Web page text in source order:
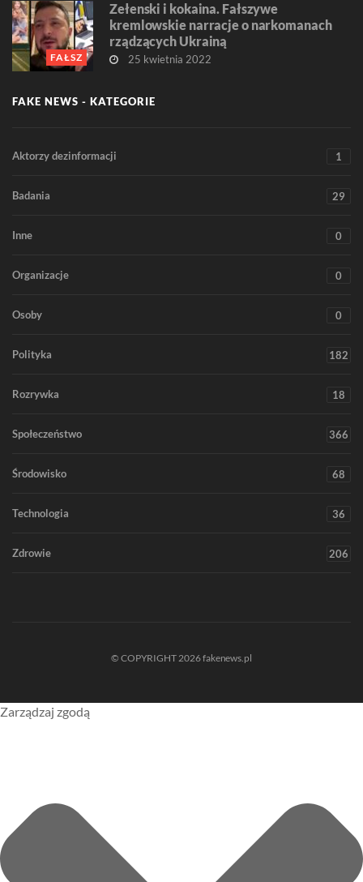
FAŁSZ
Zełenski i kokaina. Fałszywe
kremlowskie narracje o narkomanach
rządzących Ukrainą
25 kwietnia 2022
FAKE NEWS - KATEGORIE
Aktorzy dezinformacji 1
Badania 29
Inne 0
Organizacje 0
Osoby 0
Polityka 182
Rozrywka 18
Społeczeństwo 366
Środowisko 68
Technologia 36
Zdrowie 206
© COPYRIGHT 2026 fakenews.pl
Zarządzaj zgodą